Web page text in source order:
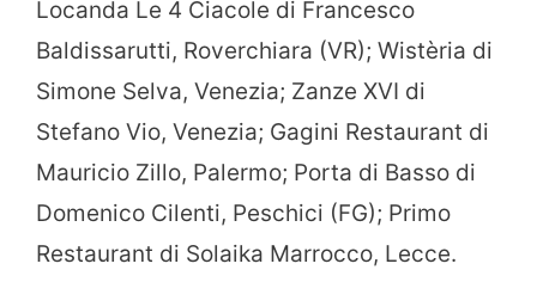
Locanda Le 4 Ciacole di Francesco
Baldissarutti, Roverchiara (VR); Wistèria di
Simone Selva, Venezia; Zanze XVI di
Stefano Vio, Venezia; Gagini Restaurant di
Mauricio Zillo, Palermo; Porta di Basso di
Domenico Cilenti, Peschici (FG); Primo
Restaurant di Solaika Marrocco, Lecce.